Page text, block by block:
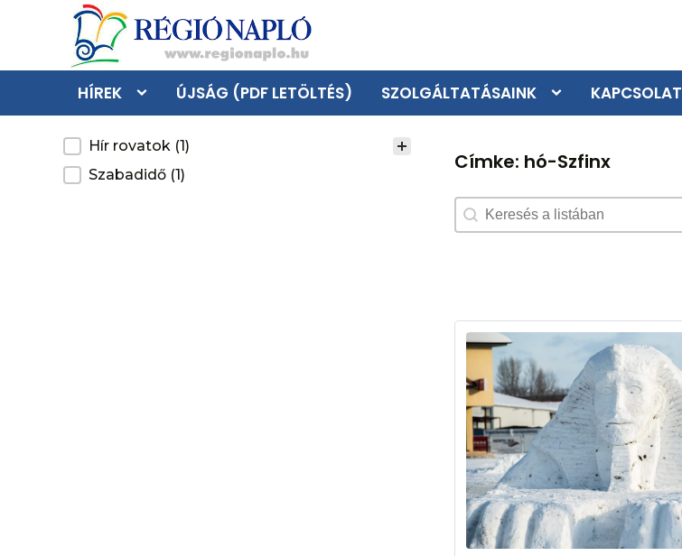
HÍREK ÚJSÁG (PDF LETÖLTÉS) SZOLGÁLTATÁSAINK KAPCSOLAT
Kategoria
Hír rovatok (1)
Szabadidő (1)
Címke: hó-Szfinx
Search content